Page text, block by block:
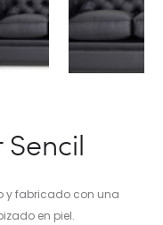
y fabricado con una
en piel.